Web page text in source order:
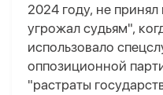
2024 году, не
угрожал судьям",
использовало
оппозиционной
"растраты